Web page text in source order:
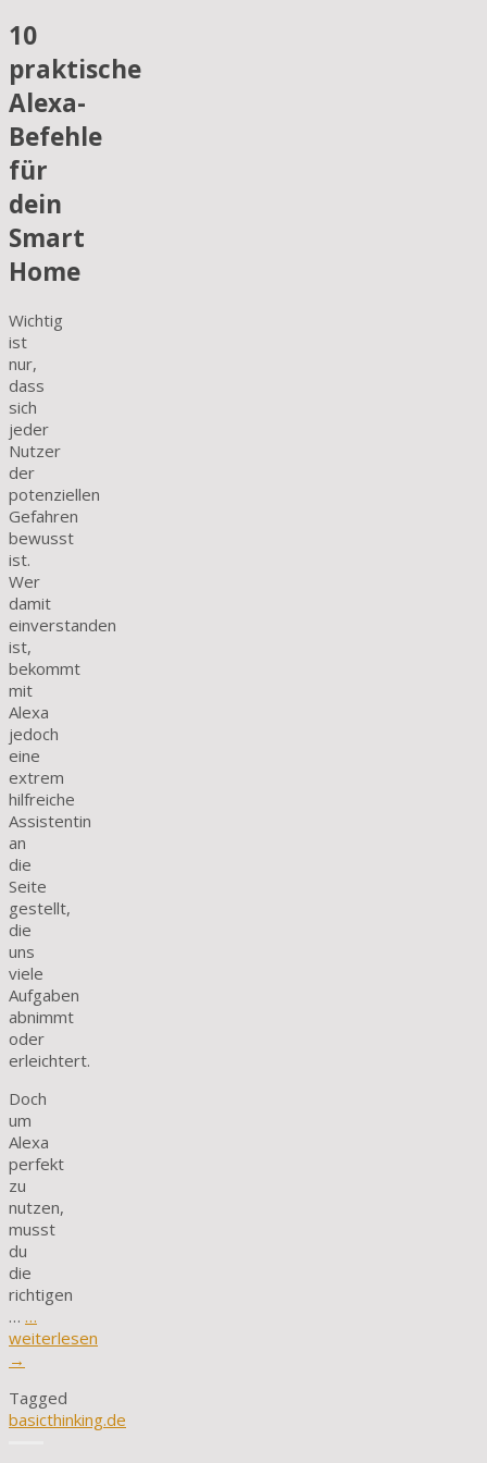
10
praktische
Alexa-
Befehle
für
dein
Smart
Home
Wichtig
ist
nur,
dass
sich
jeder
Nutzer
der
potenziellen
Gefahren
bewusst
ist.
Wer
damit
einverstanden
ist,
bekommt
mit
Alexa
jedoch
eine
extrem
hilfreiche
Assistentin
an
die
Seite
gestellt,
die
uns
viele
Aufgaben
abnimmt
oder
erleichtert.
Doch
um
Alexa
perfekt
zu
nutzen,
musst
du
die
richtigen
… …
weiterlesen
→
Tagged
basicthinking.de